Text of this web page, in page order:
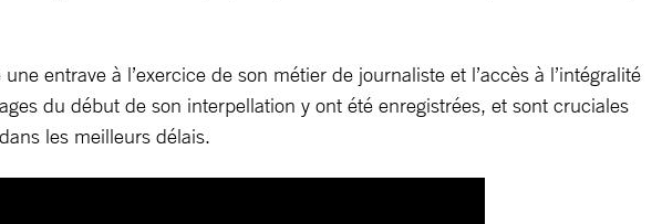
entrave à l’exercice de son métier de journaliste et l’accès à l’intégralité
du début de son interpellation y ont été enregistrées, et sont cruciales
les meilleurs délais.